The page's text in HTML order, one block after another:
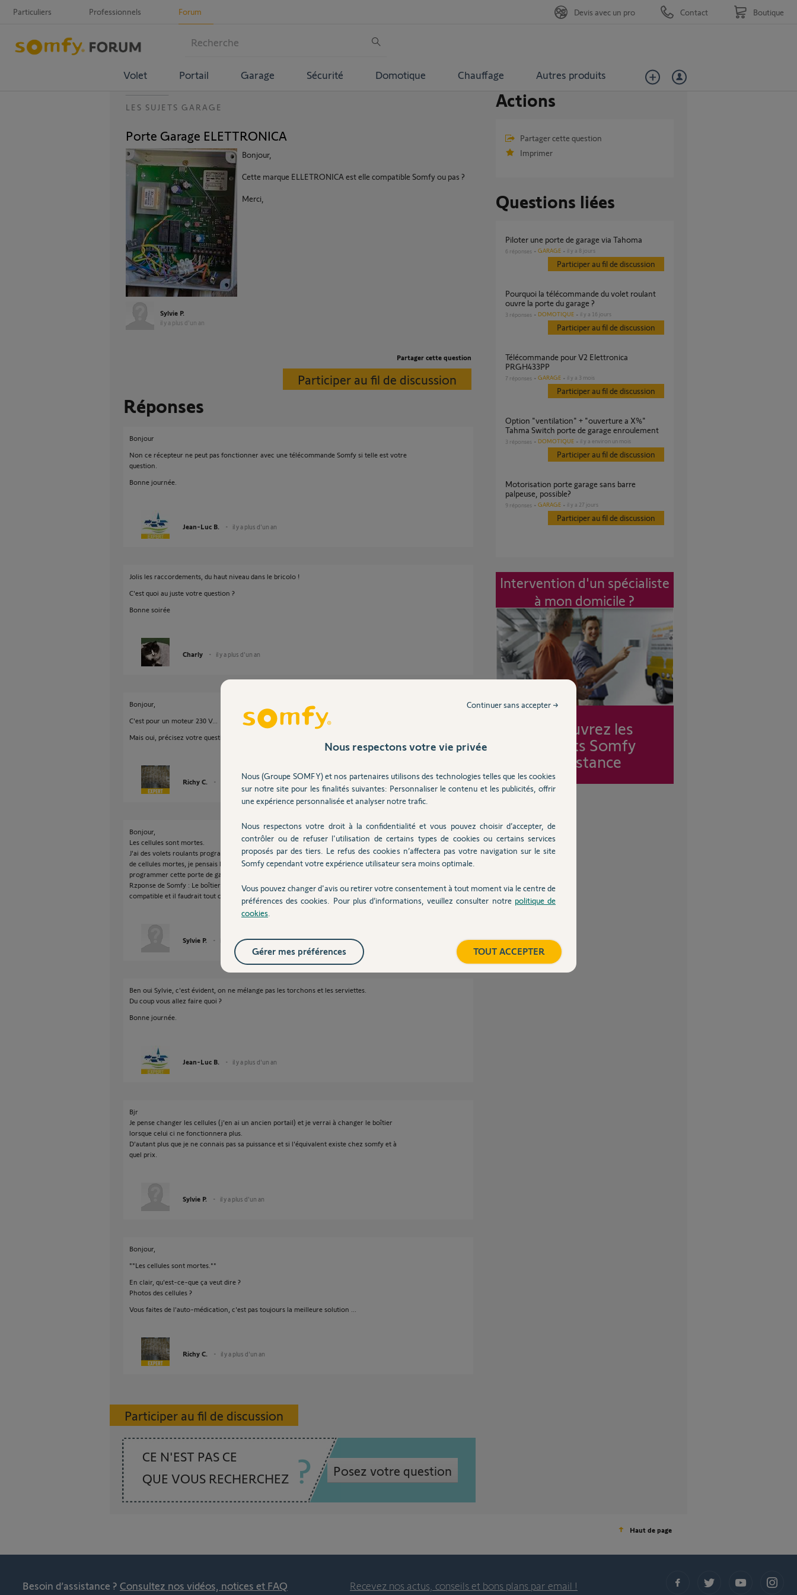
Particuliers Professionnels Forum
Volet Portail Garage Sécurité Domotique Chauffage Autres produits
Devis avec un pro Contact Boutique
LES SUJETS GARAGE
Porte Garage ELETTRONICA
Bonjour,
Cette marque ELLETRONICA est elle compatible Somfy ou pas ?
Merci,
Sylvie P.
il y a plus d'un an
Partager cette question
Participer au fil de discussion
Réponses
Bonjour
Non ce récepteur ne peut pas fonctionner avec une télécommande Somfy si telle est votre
question.
Bonne journée.
Jean-Luc B. il y a plus d'un an
Jolis les raccordements, du haut niveau dans le bricolo !
C'est quoi au juste votre question ?
Bonne soirée
Charly il y a plus d'un an
Bonjour,
C'est pour un moteur 230 V...
Mais oui, précisez votre question .
Richy C. il y a plus d'un an
Bonjour,
Les cellules sont mortes.
J'ai des volets roulants programmables sur application mobile somfy. Et à cette occasion
de cellules mortes, je pensais les changer par des cellules somfy qui m'aurait permis de
programmer cette porte de garage sur l'application somfy.
Rzponse de Somfy : Le boîtier elletronica n'est pas
compatible et il faudrait tout changer . Cordialement.
Sylvie P. il y a plus d'un an
Ben oui Sylvie, c'est évident, on ne mélange pas les torchons et les serviettes.
Du coup vous allez faire quoi ?
Bonne journée.
Jean-Luc B. il y a plus d'un an
Bjr
Je pense changer les cellules (j'en ai un ancien portail) et je verrai à changer le boîtier
lorsque celui ci ne fonctionnera plus.
D'autant plus que je ne connais pas sa puissance et si l'équivalent existe chez somfy et à
quel prix.
Sylvie P. il y a plus d'un an
Bonjour,
""Les cellules sont mortes.""
En clair, qu'est-ce-que ça veut dire ?
Photos des cellules ?
Vous faites de l'auto-médication, c'est pas toujours la meilleure solution ...
Richy C. il y a plus d'un an
Participer au fil de discussion
CE N'EST PAS CE
QUE VOUS RECHERCHEZ
Posez votre question
Actions
Partager cette question
Imprimer
Questions liées
Piloter une porte de garage via Tahoma
6 réponses GARAGE il y a 8 jours
Participer au fil de discussion
pourquoi la télécommande du volet roulant
ouvre la porte du garage ?
3 réponses DOMOTIQUE il y a 16 jours
Participer au fil de discussion
Télécommande pour V2 Elettronica
PRGH433PP
7 réponses GARAGE il y a 3 mois
Participer au fil de discussion
Option "ventilation" + "ouverture a X%"
Tahma Switch porte de garage enroulement
3 réponses DOMOTIQUE il y a environ un mois
Participer au fil de discussion
Motorisation porte garage sans barre
palpeuse, possible?
9 réponses GARAGE il y a 27 jours
Participer au fil de discussion
Intervention d'un spécialiste
à mon domicile ?
Découvrez les
forfaits Somfy
Assistance
Haut de page
Besoin d’assistance ? Consultez nos vidéos, notices et FAQ Recevez nos actus, conseils et bons plans par email !
Nous respectons votre vie privée
Nous (Groupe SOMFY) et nos partenaires utilisons des technologies telles que les cookies
sur notre site pour les finalités suivantes: Personnaliser le contenu et les publicités, offrir
une expérience personnalisée et analyser notre trafic.
Nous respectons votre droit à la confidentialité et vous pouvez choisir d’accepter, de
contrôler ou de refuser l'utilisation de certains types de cookies ou certains services
proposés par des tiers. Le refus des cookies n’affectera pas votre navigation sur le site
Somfy cependant votre expérience utilisateur sera moins optimale.
Vous pouvez changer d'avis ou retirer votre consentement à tout moment via le centre de
préférences des cookies. Pour plus d’informations, veuillez consulter notre politique de
cookies
Continuer sans accepter →
TOUT ACCEPTER
Gérer mes préférences